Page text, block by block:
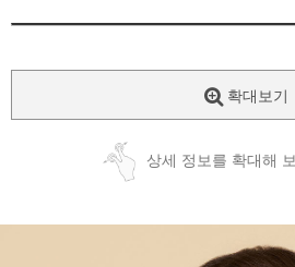
확대보기
상세 정보를 확대해